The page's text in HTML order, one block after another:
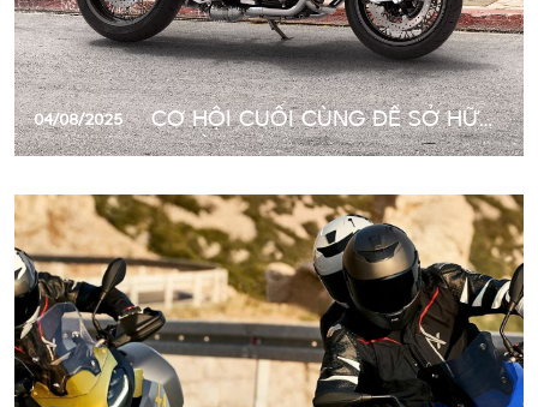
04/08/2025
CƠ HỘI CUỐI CÙNG ĐỂ SỞ HỮU
HUYỀN THOẠI BMW R NINE T
60 TRIỆU ĐỒNG !